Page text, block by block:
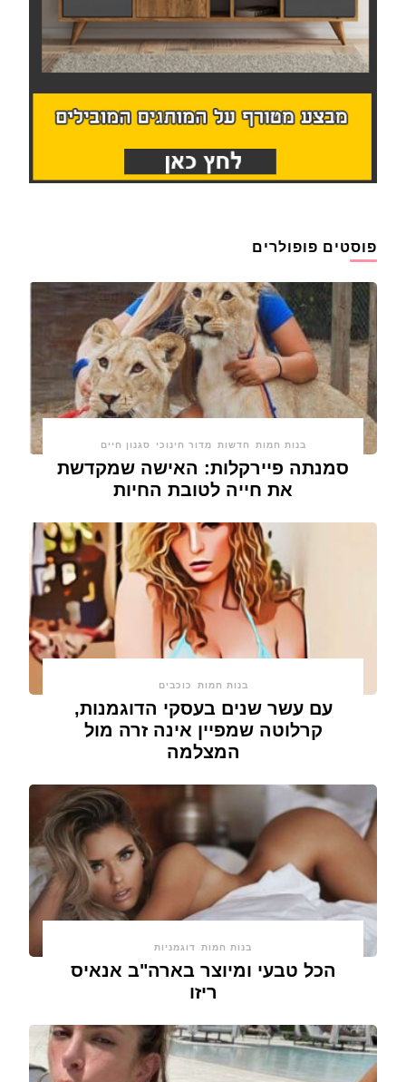
פוסטים פופולרים
בנות חמות חדשות מדור חינוכי סגנון חיים
סמנתה פיירקלות: האישה שמקדשת
את חייה לטובת החיות
בנות חמות כוכבים
עם עשר שנים בעסקי הדוגמנות,
קרלוטה שמפיין אינה זרה מול
המצלמה
בנות חמות דוגמניות
הכל טבעי ומיוצר בארה"ב אנאיס
ריזו